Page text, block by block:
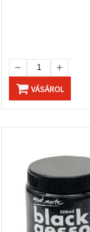
VÁSÁROL